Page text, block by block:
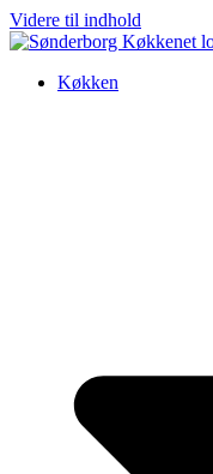
Videre til indhold
Køkken